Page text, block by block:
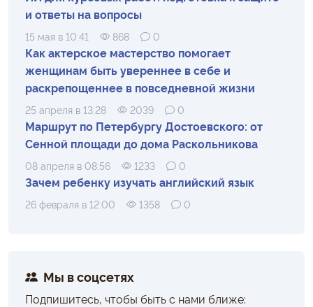
и ответы на вопросы
15 мая в 10:41 868 0
Как актерское мастерство помогает
женщинам быть увереннее в себе и
раскрепощеннее в повседневной жизни
25 апреля в 13:28 2039 0
Маршрут по Петербургу Достоевского: от
Сенной площади до дома Раскольникова
08 апреля в 08:56 1233 0
Зачем ребенку изучать английский язык
26 февраля в 12:00 1358 0
Мы в соцсетях
Подпишитесь, чтобы быть с нами ближе: